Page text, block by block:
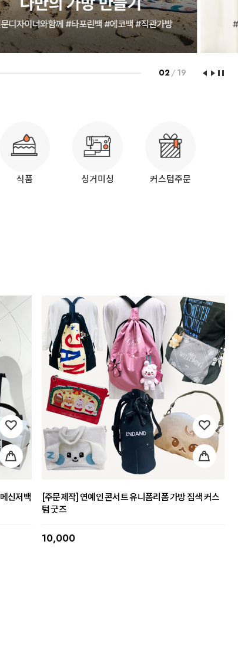
03/ 19
식품 싱거미싱 커스텀주문
신저백
[주문제작] 연예인 콘서트 유니폼리폼 가방 짐색 커스
텀 굿즈
10,000